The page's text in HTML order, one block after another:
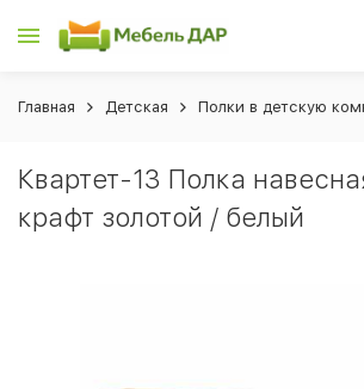
Главная Детская Полки в детскую
Квартет-13 Полка
крафт золотой / белый